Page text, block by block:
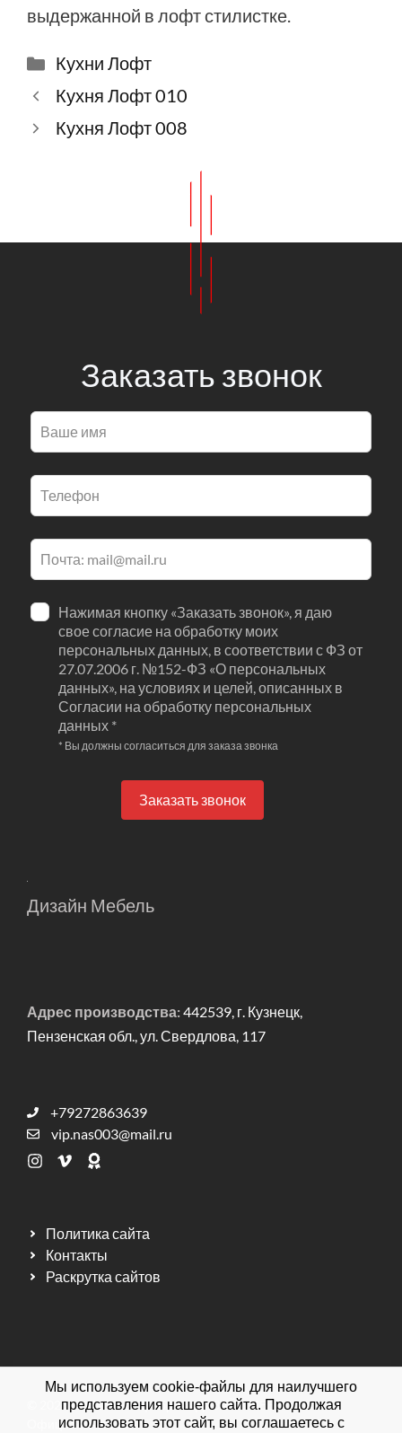
выдержанной в лофт стилистке.
Рубрики
Кухни Лофт
Кухня Лофт 010
Кухня Лофт 008
Заказать звонок
Оставьте
это
поле
пустым
Нажимая кнопку «Заказать звонок», я даю
свое согласие на обработку моих
персональных данных, в соответствии с ФЗ от
27.07.2006 г. №152-ФЗ «О персональных
данных», на условиях и целей, описанных в
Согласии на обработку персональных
данных *
* Вы должны согласиться для заказа звонка
Заказать звонок
Дизайн Мебель
Адрес производства:442539, г. Кузнецк,
Пензенская обл., ул. Свердлова, 117
+79272863639
vip.nas003@mail.ru
Политика сайта
Контакты
Раскрутка сайтов
© 2026 Мебельная фабрика ДИЗАЙН МЕБЕЛЬ.
Официальный сайт.
Мы используем cookie-файлы для наилучшего
представления нашего сайта. Продолжая
использовать этот сайт, вы соглашаетесь с